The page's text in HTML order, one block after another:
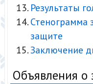
Результаты
Стенограмма
защите
Заключение
Объявления о